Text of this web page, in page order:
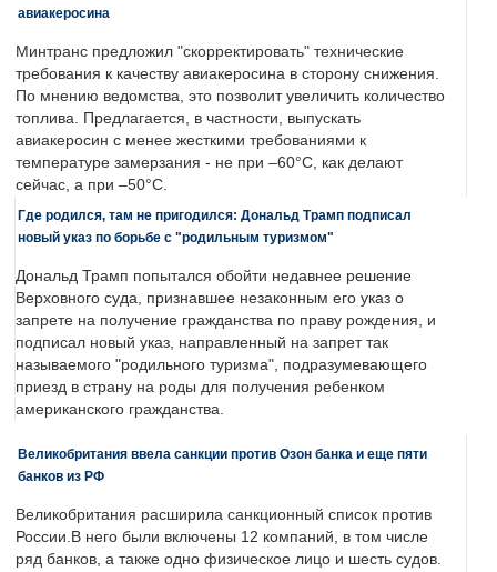
авиакеросина
Минтранс предложил "скорректировать" технические
требования к качеству авиакеросина в сторону снижения.
По мнению ведомства, это позволит увеличить количество
топлива. Предлагается, в частности, выпускать
авиакеросин с менее жесткими требованиями к
температуре замерзания - не при –60°C, как делают
сейчас, а при –50°C.
Где родился, там не пригодился: Дональд Трамп подписал
новый указ по борьбе с "родильным туризмом"
Дональд Трамп попытался обойти недавнее решение
Верховного суда, признавшее незаконным его указ о
запрете на получение гражданства по праву рождения, и
подписал новый указ, направленный на запрет так
называемого "родильного туризма", подразумевающего
приезд в страну на роды для получения ребенком
американского гражданства.
Великобритания ввела санкции против Озон банка и еще пяти
банков из РФ
Великобритания расширила санкционный список против
России.В него были включены 12 компаний, в том числе
ряд банков, а также одно физическое лицо и шесть судов.